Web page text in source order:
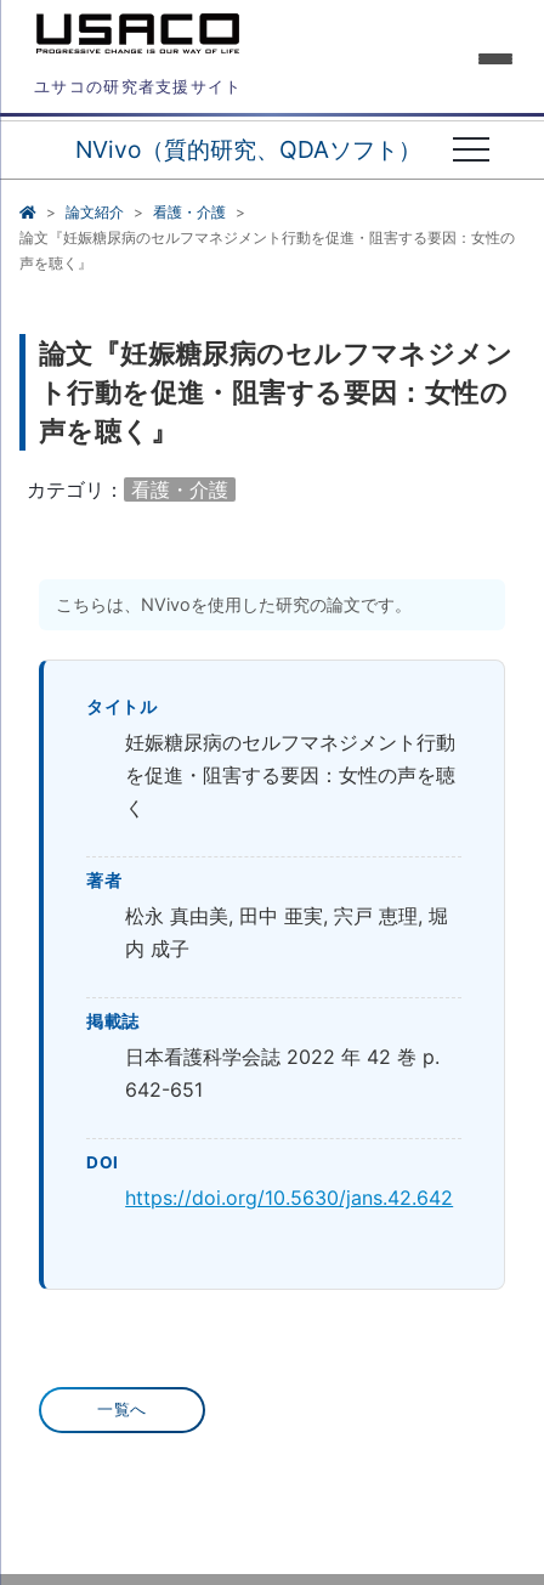
ユサコの研究者支援サイト
NVivo（質的研究、QDAソフト）
論文紹介
看護・介護
論文『妊娠糖尿病のセルフマネジメント行動を促進・阻害する要因：女性の
声を聴く』
論文『妊娠糖尿病のセルフマネジメン
ト行動を促進・阻害する要因：女性の
声を聴く』
カテゴリ： 看護・介護
こちらは、NVivoを使用した研究の論文です。
タイトル
妊娠糖尿病のセルフマネジメント行動
を促進・阻害する要因：女性の声を聴
く
著者
松永 真由美, 田中 亜実, 宍戸 恵理, 堀
内 成子
掲載誌
日本看護科学会誌 2022 年 42 巻 p.
642-651
DOI
https://doi.org/10.5630/jans.42.642
一覧へ